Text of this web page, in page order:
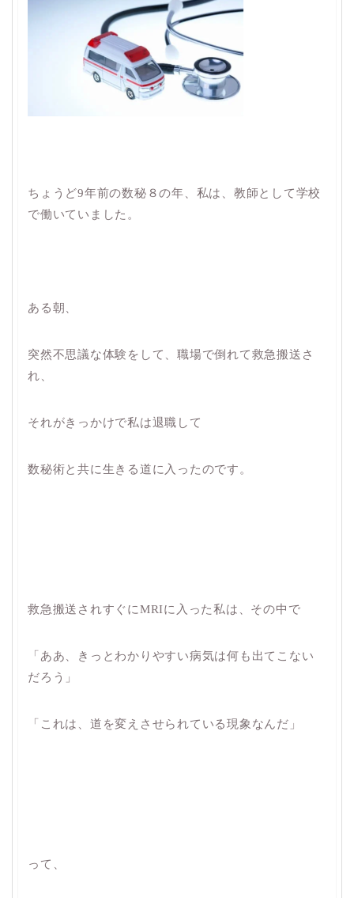
ちょうど9年前の数秘８の年、私は、教師として学校
で働いていました。
ある朝、
突然不思議な体験をして、職場で倒れて救急搬送さ
れ、
それがきっかけで私は退職して
数秘術と共に生きる道に入ったのです。
救急搬送されすぐにMRIに入った私は、その中で
「ああ、きっとわかりやすい病気は何も出てこない
だろう」
「これは、道を変えさせられている現象なんだ」
って、